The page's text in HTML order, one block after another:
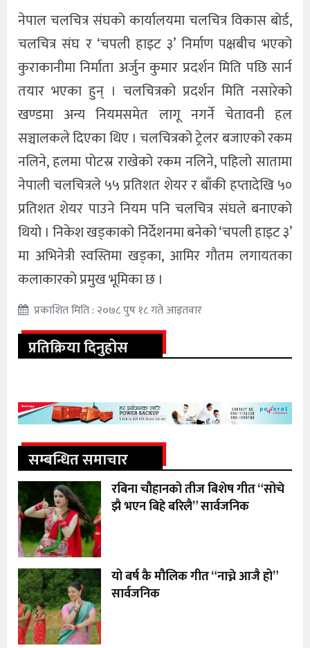
नेपाल चलचित्र संघको कार्यालयमा चलचित्र विकास बोर्ड,
चलचित्र संघ र ‘चपली हाइट ३’ निर्माण पक्षबीच भएको
कुराकानीमा निर्माता अर्जुन कुमार प्रदर्शन मिति पछि सार्न
तयार भएका हुन् । चलचित्रको प्रदर्शन मिति नसारेको
खण्डमा अन्य नियमसमेत लागू नगर्ने चेतावनी हल
सञ्चालकले दिएका थिए । चलचित्रको ट्रेलर बजाएको रकम
नलिने, हलमा पोटस्र राखेको रकम नलिने, पहिलो सातामा
नेपाली चलचित्रले ५५ प्रतिशत शेयर र बाँकी हप्तादेखि ५०
प्रतिशत शेयर पाउने नियम पनि चलचित्र संघले बनाएको
थियो । निकेश खड्काको निर्देशनमा बनेको ‘चपली हाइट ३’
मा अभिनेत्री स्वस्तिमा खड्का, आमिर गौतम लगायतका
कलाकारको प्रमुख भूमिका छ ।
प्रकाशित मिति : २०७८ पुष १८ गते आइतवार
प्रतिक्रिया दिनुहोस
सम्बन्धित समाचार
रबिना चौहानको तीज बिशेष गीत “सोचे
झै भएन बिहे बरिलै” सार्वजनिक
यो बर्ष कै मौलिक गीत “नाच्ने आजै हो”
सार्वजनिक